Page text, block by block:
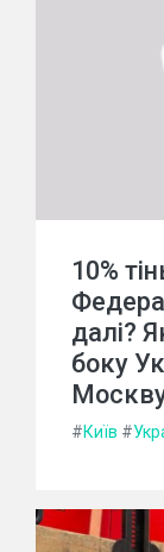
10%
далі?
боку
#Київ #